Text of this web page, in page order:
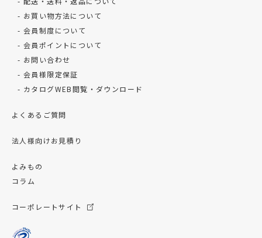
お買い物方法について
会員制度について
会員ポイントについて
お問い合わせ
会員様限定保証
カタログWEB閲覧・ダウンロード
よくあるご質問
法人様向けお見積り
よみもの
コラム
コーポレートサイト